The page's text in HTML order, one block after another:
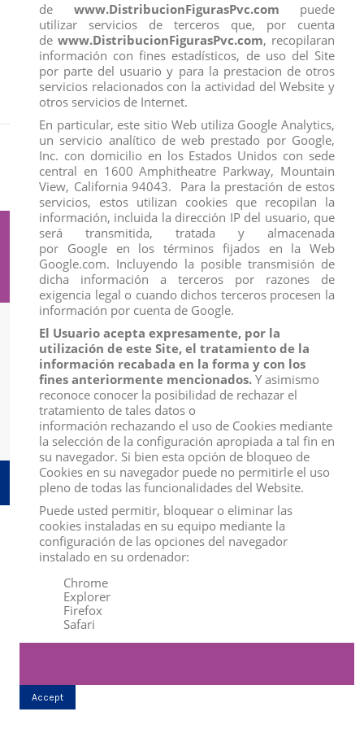
Marcas Ostoy
Listado de productos por marca Ostoy
No hay productos que mostrar.
Suscríbete a nuestro boletín
Información
Mi Cuenta
Contact us
de www.DistribucionFigurasPvc.com puede
utilizar servicios de terceros que, por cuenta
de www.DistribucionFigurasPvc.com, recopilaran
información con fines estadísticos, de uso del Site
por parte del usuario y para la prestacion de otros
servicios relacionados con la actividad del Website y
otros servicios de Internet.
En particular, este sitio Web utiliza Google Analytics,
un servicio analítico de web prestado por Google,
Inc. con domicilio en los Estados Unidos con sede
central en 1600 Amphitheatre Parkway, Mountain
View, California 94043. Para la prestación de estos
servicios, estos utilizan cookies que recopilan la
información, incluida la dirección IP del usuario, que
será transmitida, tratada y almacenada
por Google en los términos fijados en la Web
Google.com. Incluyendo la posible transmisión de
dicha información a terceros por razones de
exigencia legal o cuando dichos terceros procesen la
información por cuenta de Google.
El Usuario acepta expresamente, por la
utilización de este Site, el tratamiento de la
información recabada en la forma y con los
fines anteriormente mencionados. Y asimismo
reconoce conocer la posibilidad de rechazar el
tratamiento de tales datos o
información rechazando el uso de Cookies mediante
la selección de la configuración apropiada a tal fin en
su navegador. Si bien esta opción de bloqueo de
Cookies en su navegador puede no permitirle el uso
pleno de todas las funcionalidades del Website.
Puede usted permitir, bloquear o eliminar las
cookies instaladas en su equipo mediante la
configuración de las opciones del navegador
instalado en su ordenador:
Chrome
Explorer
Firefox
Safari
Accept